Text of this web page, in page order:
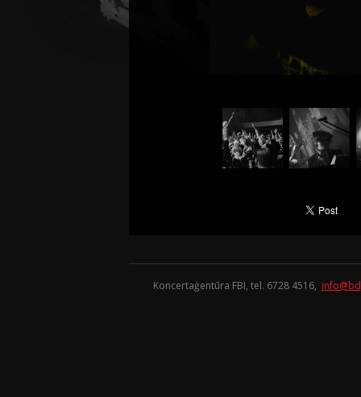
Koncertaģentūra FBI, tel. 6728 4516,